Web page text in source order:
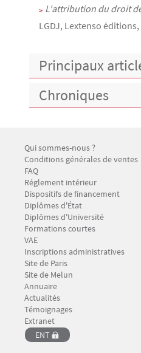
L'attribution du droit
LGDJ, Lextenso éditions,
Principaux
Chroniques
Menu Footer CFP 1
Qui sommes-nous ?
Conditions générales de ventes
FAQ
Réglement intérieur
Dispositifs de financement
Menu Footer CFP 2
Diplômes d'État
Diplômes d'Université
Formations courtes
VAE
Inscriptions administratives
Menu Footer CFP 3
Site de Paris
Site de Melun
Annuaire
Menu Footer CFP 4
Actualités
Témoignages
Menu Footer CFP 5
Extranet
ENT